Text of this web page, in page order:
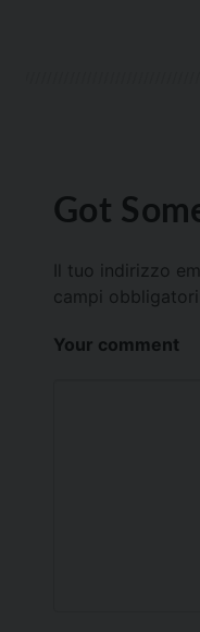
Got
Il tuo indirizzo
campi
Your comment